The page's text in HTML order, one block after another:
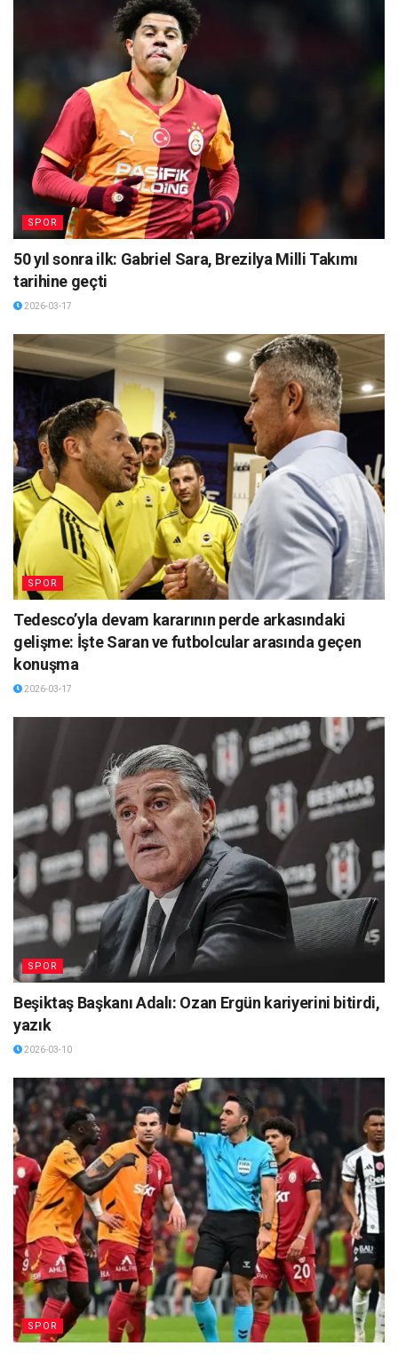
SPOR
50 yıl sonra ilk: Gabriel Sara, Brezilya Milli Takımı
tarihine geçti
2026-03-17
SPOR
Tedesco’yla devam kararının perde arkasındaki
gelişme: İşte Saran ve futbolcular arasında geçen
konuşma
2026-03-17
SPOR
Beşiktaş Başkanı Adalı: Ozan Ergün kariyerini bitirdi,
yazık
2026-03-10
SPOR